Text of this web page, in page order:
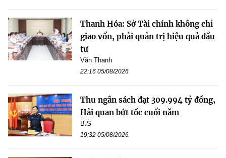
Thanh Hóa: Sở Tài chính không chỉ
giao vốn, phải quản trị hiệu quả đầu
tư
Văn Thanh
22:16 05/08/2026
Thu ngân sách đạt 309.994 tỷ đồng,
Hải quan bứt tốc cuối năm
B.S
19:32 05/08/2026